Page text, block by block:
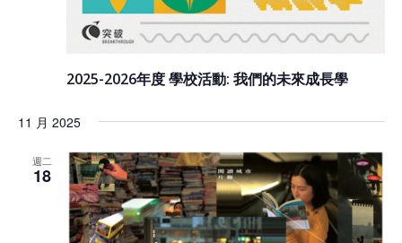
2025-2026年度 學校活動: 我們的未來成長學
11 月 2025
週二
18